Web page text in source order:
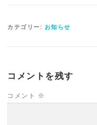
カテゴリー: お知らせ
コメントを残す
コメント ※